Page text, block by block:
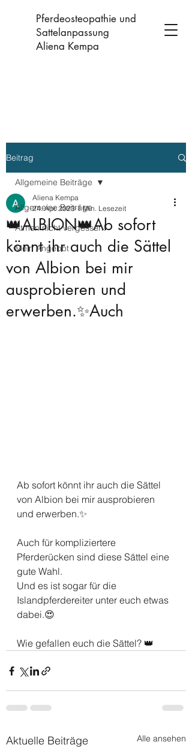
Pferdeosteopathie und
Sattelanpassung
Aliena Kempa
Beitrag
Allgemeine Beiträge
Atmen nicht vergessen!
Mein Angebot
Allgemeine Beiträge
👑ALBION👑Ab sofort
könnt ihr auch die Sättel
von Albion bei mir
ausprobieren und
erwerben.✨Auch
Aliena Kempa
24. Apr. 2023 1 Min. Lesezeit
Ab sofort könnt ihr auch die Sättel
von Albion bei mir ausprobieren
und erwerben.✨
Auch für kompliziertere
Pferderücken sind diese Sättel eine
gute Wahl.
Und es ist sogar für die
Islandpferdereiter unter euch etwas
dabei.😍
Wie gefallen euch die Sättel? 👑
Aktuelle Beiträge Alle ansehen